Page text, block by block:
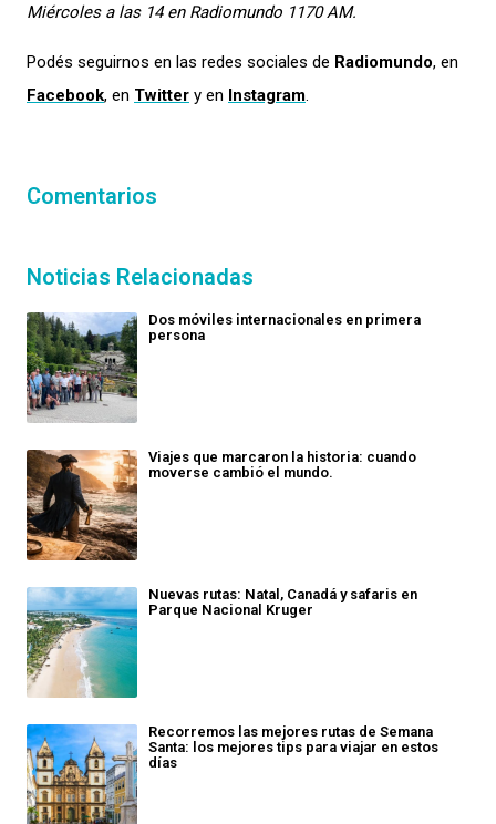
Miércoles a las 14 en Radiomundo 1170 AM.
Podés seguirnos en las redes sociales de Radiomundo, en
Facebook, en Twitter y en Instagram
Comentarios
Noticias Relacionadas
Dos móviles internacionales en primera
persona
Viajes que marcaron la historia: cuando
moverse cambió el mundo.
Nuevas rutas: Natal, Canadá y safaris en
Parque Nacional Kruger
Recorremos las mejores rutas de Semana
Santa: los mejores tips para viajar en estos
días